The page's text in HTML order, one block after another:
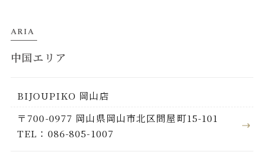
ARIA
中国エリア
BIJOUPIKO 岡山店
〒700-0977 岡山県岡山市北区問屋町15-101
TEL：086-805-1007